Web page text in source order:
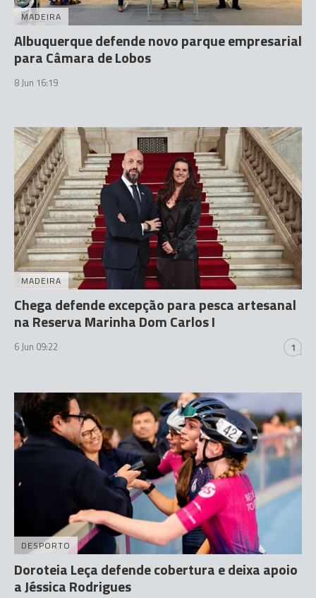
MADEIRA
Albuquerque defende novo parque empresarial
para Câmara de Lobos
8 Jun 16:19
MADEIRA
Chega defende excepção para pesca artesanal
na Reserva Marinha Dom Carlos I
6 Jun 09:22 1
DESPORTO
Doroteia Leça defende cobertura e deixa apoio
a Jéssica Rodrigues